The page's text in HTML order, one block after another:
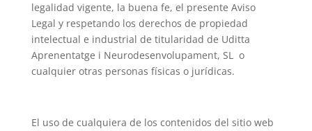
legalidad vigente, la buena fe, el presente Aviso
Legal y respetando los derechos de propiedad
intelectual e industrial de titularidad de Uditta
Aprenentatge i Neurodesenvolupament, SL o
cualquier otras personas físicas o jurídicas.
El uso de cualquiera de los contenidos del sitio web